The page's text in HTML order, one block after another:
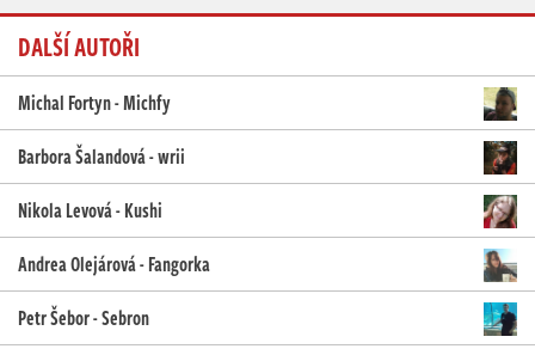
DALŠÍ AUTOŘI
Michal Fortyn - Michfy
Barbora Šalandová - wrii
Nikola Levová - Kushi
Andrea Olejárová - Fangorka
Petr Šebor - Sebron